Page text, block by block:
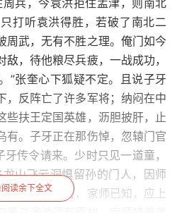
兵，今袁洪拒住孟津，则南北
打听袁洪得胜，若破了南北二
周武，无有不胜之理。俺门如今
，待他粮尽兵疲，一战成功，
”张奎心下狐疑不定。且说子牙
，反阵亡了许多军将；纳闷在中
些扶王定国英雄，沥胆披肝，止
有。子牙正在那伤悼，忽辕门官
传令请来。少时只见一道童，
山飞云洞惧留孙的门人，因师
，被张奎所害，家师已知，应上
阅读余下全文